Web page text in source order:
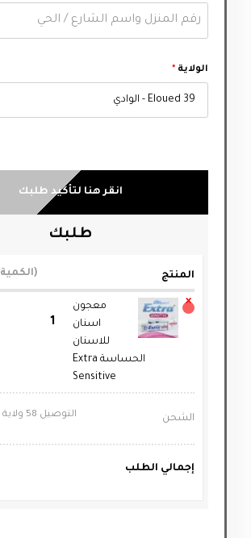
الولاية *
39 Eloued - الوادي
انقر هنا لتأكيد طلبك
طلبك
المنتج الكمية
×
معجون
اسنان
للاسنان
الحساسة Extra
Sensitive
الشحن التوصيل 58 ولاية وبسعر مميز
إجمالي الطلب